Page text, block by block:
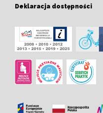
Deklaracja dostępności